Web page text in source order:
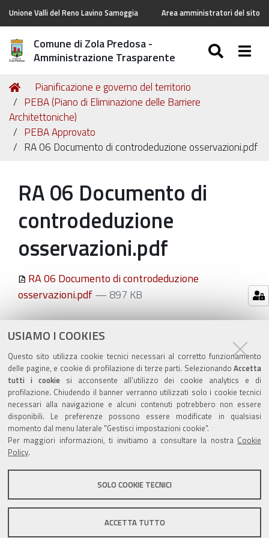
USIAMO I COOKIES
Questo sito utilizza cookie tecnici necessari al corretto funzionamento
delle pagine, e cookie di profilazione di terze parti. Selezionando Accetta
tutti i cookiesi acconsente all’utilizzo dei cookie analytics e di
profilazione. Chiudendo il banner verranno utilizzati solo i cookie tecnici
necessari alla navigazione e alcuni contenuti potrebbero non essere
disponibili. Le preferenze possono essere modificate in qualsiasi
momento dal menu laterale "Gestisci impostazioni cookie".
Per maggiori informazioni, ti invitiamo a consultare la nostra Cookie
Policy.
SOLO COOKIE TECNICI
ACCETTA TUTTO
Unione Valli del Reno Lavino Samoggia Area amministratori del sito
Comune di Zola Predosa -
Amministrazione Trasparente
Tu
sei
qui:
Home
Pianificazione e governo del territorio
PEBA (Piano di Eliminazione delle Barriere
Architettoniche)
PEBA Approvato
RA 06 Documento di controdeduzione osservazioni.pdf
RA 06 Documento di
controdeduzione
osservazioni.pdf
RA 06 Documento di controdeduzione
osservazioni.pdf— 897 KB
Azioni
sul
documento
ultima modifica 30/09/2025
Valuta questo sito
Sito istituzionale Comune di Zola Predosa